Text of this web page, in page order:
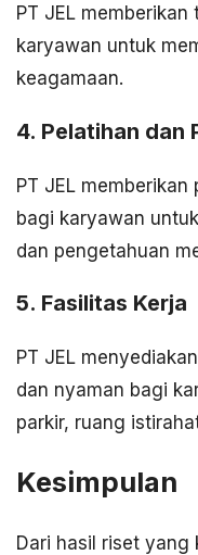
PT JEL
karyawan untuk
keagamaan.
4. Pelatihan dan
PT JEL
bagi karyawan
dan pengetahuan
5. Fasilitas Kerja
PT JEL
dan nyaman bagi
parkir, ruang
Kesimpulan
Dari hasil riset yang